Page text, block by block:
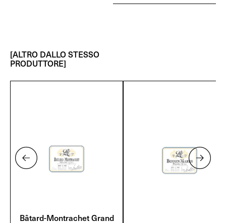
[ALTRO DALLO STESSO
PRODUTTORE]
Bâtard-Montrachet Grand